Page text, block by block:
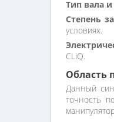
Тип вала
Степень
условиях.
CLiQ.
Область
Данный
точность